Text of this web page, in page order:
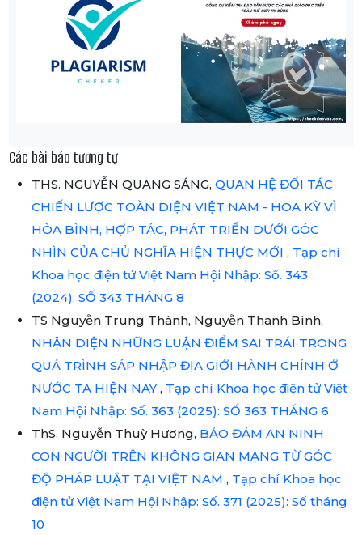
Các bài báo tương tự
THS. NGUYỄN QUANG SÁNG, QUAN HỆ ĐỐI TÁC
CHIẾN LƯỢC TOÀN DIỆN VIỆT NAM - HOA KỲ VÌ
HÒA BÌNH, HỢP TÁC, PHÁT TRIỂN DƯỚI GÓC
NHÌN CỦA CHỦ NGHĨA HIỆN THỰC MỚI , Tạp chí
Khoa học điện tử Việt Nam Hội Nhập: Số. 343
(2024): SỐ 343 THÁNG 8
TS Nguyễn Trung Thành, Nguyễn Thanh Bình,
NHẬN DIỆN NHỮNG LUẬN ĐIỂM SAI TRÁI TRONG
QUÁ TRÌNH SÁP NHẬP ĐỊA GIỚI HÀNH CHÍNH Ở
NƯỚC TA HIỆN NAY , Tạp chí Khoa học điện tử Việt
Nam Hội Nhập: Số. 363 (2025): SỐ 363 THÁNG 6
ThS. Nguyễn Thuỳ Hương, BẢO ĐẢM AN NINH
CON NGƯỜI TRÊN KHÔNG GIAN MẠNG TỪ GÓC
ĐỘ PHÁP LUẬT TẠI VIỆT NAM , Tạp chí Khoa học
điện tử Việt Nam Hội Nhập: Số. 371 (2025): Số tháng
10